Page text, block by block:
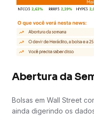
Abertura da
Bolsas em Wall Street
ainda digerindo os